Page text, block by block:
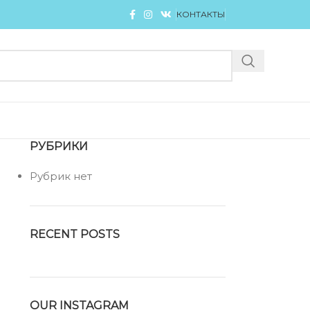
КОНТАКТЫ
РУБРИКИ
Рубрик нет
RECENT POSTS
OUR INSTAGRAM